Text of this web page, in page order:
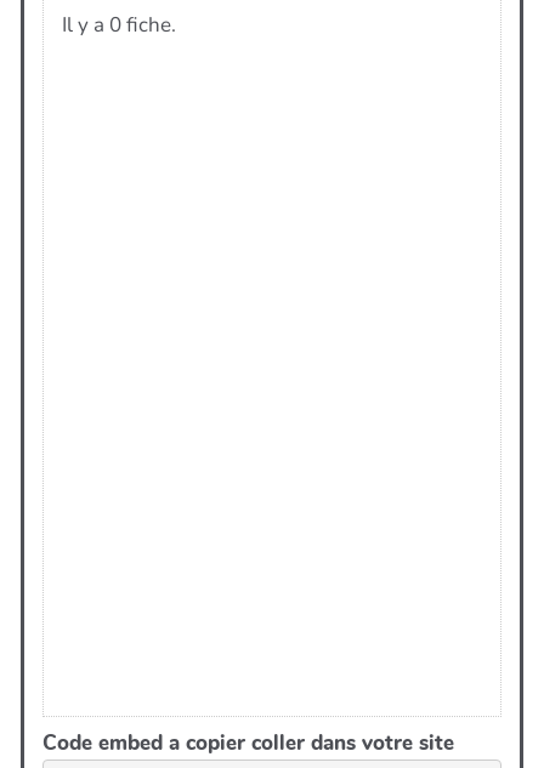
Code embed a copier coller dans votre site